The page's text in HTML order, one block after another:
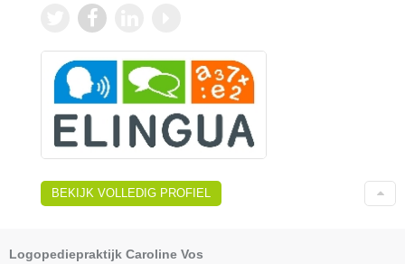
BEKIJK VOLLEDIG PROFIEL
Logopediepraktijk Caroline Vos